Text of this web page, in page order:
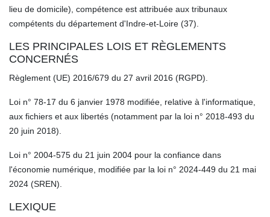
lieu de domicile), compétence est attribuée aux tribunaux
compétents du département d'Indre-et-Loire (37).
LES PRINCIPALES LOIS ET RÈGLEMENTS
CONCERNÉS
Règlement (UE) 2016/679 du 27 avril 2016 (RGPD).
Loi n° 78-17 du 6 janvier 1978 modifiée, relative à l'informatique,
aux fichiers et aux libertés (notamment par la loi n° 2018-493 du
20 juin 2018).
Loi n° 2004-575 du 21 juin 2004 pour la confiance dans
l'économie numérique, modifiée par la loi n° 2024-449 du 21 mai
2024 (SREN).
LEXIQUE